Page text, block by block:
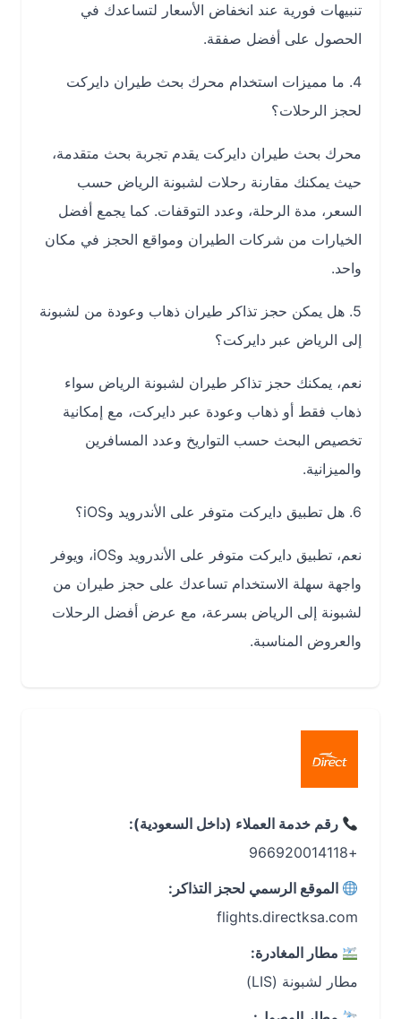
تنبيهات فورية عند انخفاض الأسعار لتساعدك في
الحصول على أفضل صفقة.
4. ما مميزات استخدام محرك بحث طيران دايركت
لحجز الرحلات؟
محرك بحث طيران دايركت يقدم تجربة بحث متقدمة،
حيث يمكنك مقارنة رحلات لشبونة الرياض حسب
السعر، مدة الرحلة، وعدد التوقفات. كما يجمع أفضل
الخيارات من شركات الطيران ومواقع الحجز في مكان
5. هل يمكن حجز تذاكر طيران ذهاب وعودة من لشبونة
إلى الرياض عبر دايركت؟
نعم، يمكنك حجز تذاكر طيران لشبونة الرياض سواء
ذهاب فقط أو ذهاب وعودة عبر دايركت، مع إمكانية
تخصيص البحث حسب التواريخ وعدد المسافرين
والميزانية.
نعم، تطبيق دايركت متوفر على الأندرويد وiOS، ويوفر
واجهة سهلة الاستخدام تساعدك على حجز طيران من
لشبونة إلى الرياض بسرعة، مع عرض أفضل الرحلات
والعروض المناسبة.
رقم خدمة العملاء (داخل السعودية):
الموقع الرسمي لحجز التذاكر:
مطار المغادرة:
مطار لشبونة (LIS)